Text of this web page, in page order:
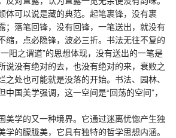
体可以说是藏的典范。起笔裹锋，没有裹
；落笔回锋，没有回锋，一笔送出，就没有
缩，点必隐锋，波必三折。书法无往不复的
阳之谓道”的思想体现，没有送出的一笔是
说没有绝对的去，也没有绝对的来，衰败之
之处也可能就是没落的开始。书法、园林、
国美学强调，这一空间是“回荡的空间”，
学的又一种境界。它通过迷离忧惚产生独
的朦胧美，它具有独特的哲学思想内涵。